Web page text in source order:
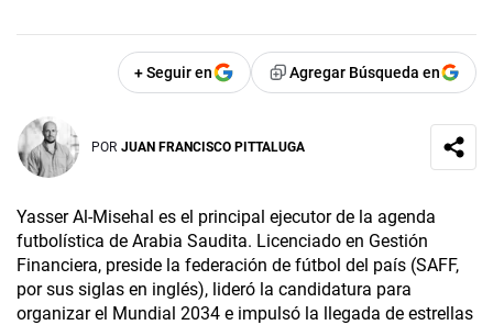
+ Seguir en Agregar Búsqueda en
POR JUAN FRANCISCO PITTALUGA
Yasser Al-Misehal es el principal ejecutor de la agenda
futbolística de Arabia Saudita. Licenciado en Gestión
Financiera, preside la federación de fútbol del país (SAFF,
por sus siglas en inglés), lideró la candidatura para
organizar el Mundial 2034 e impulsó la llegada de estrellas